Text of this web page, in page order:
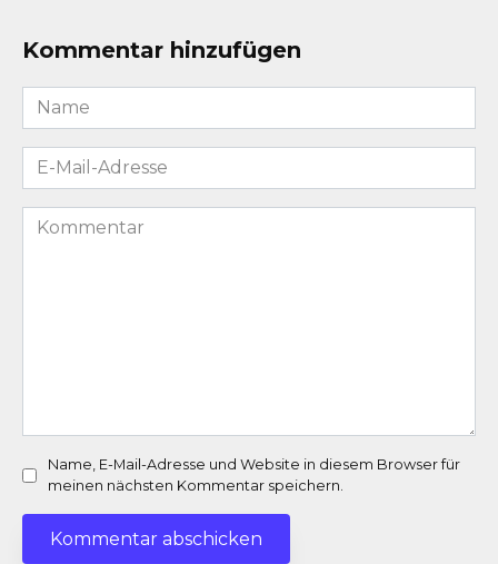
Kommentar hinzufügen
Name
*
E-
Mail-
Adresse
Kommentar
Name, E-Mail-Adresse und Website in diesem Browser für
meinen nächsten Kommentar speichern.